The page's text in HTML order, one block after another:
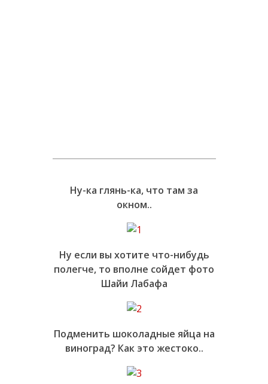
Ну-ка глянь-ка, что там за
окном..
Ну если вы хотите что-нибудь
полегче, то вполне сойдет фото
Шайи Лабафа
Подменить шоколадные яйца на
виноград? Как это жестоко..